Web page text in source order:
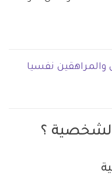
والمراهقين نفسيا
؟